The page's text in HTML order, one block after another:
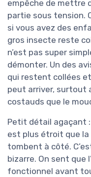
empêche de mettre
partie sous tension.
si vous avez des
gros insecte reste
n’est pas super
démonter. Un des
qui restent collées
peut arriver, surtout
costauds que le
Petit détail agaçant
est plus étroit que
tombent à côté.
bizarre. On sent que
fonctionnel avant